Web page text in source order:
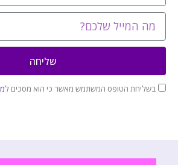
בשליחת הטופס המשתמש מאשר כי הוא מסכים ל
שליחה